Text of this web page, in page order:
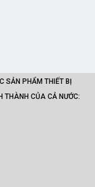
SẢN PHẨM THIẾT BỊ
THÀNH CỦA CẢ NƯỚC: